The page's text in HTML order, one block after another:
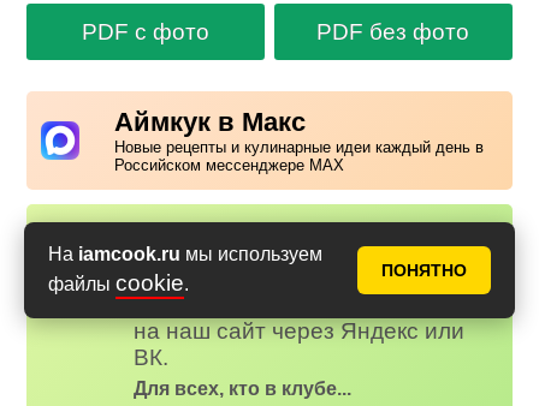
На iamcook.ru мы используем
файлы cookie.
ПОНЯТНО
PDF с фото PDF без фото
Аймкук в Макс
Новые рецепты и кулинарные идеи каждый день в
Российском мессенджере MAX
Надоела реклама?
Вступайте в клуб Аймкук. Просто
зарегистируйтесь
на наш сайт через Яндекс или
ВК.
Для всех, кто в клубе...
✕